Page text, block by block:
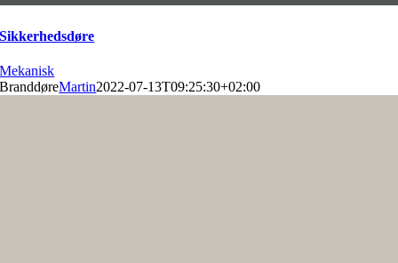
Sikkerhedsdøre
Mekanisk
BranddøreMartin2022-07-13T09:25:30+02:00